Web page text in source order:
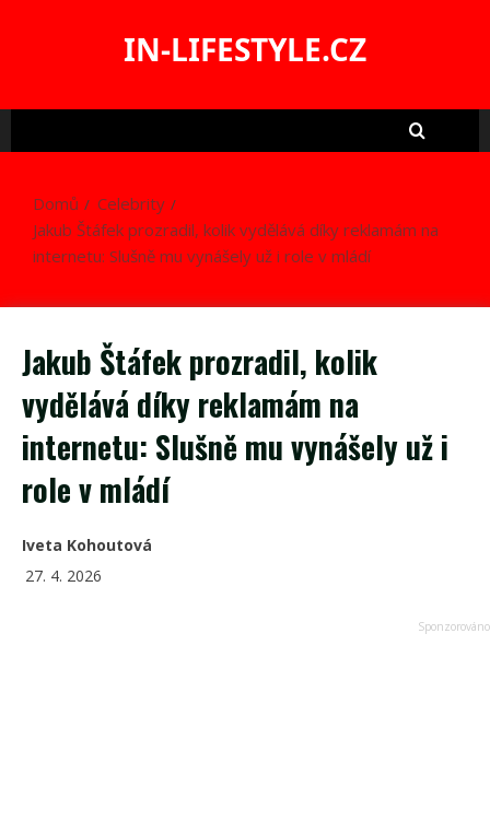
IN-LIFESTYLE.CZ
Domů
Celebrity
Jakub Štáfek prozradil, kolik vydělává díky reklamám na
internetu: Slušně mu vynášely už i role v mládí
Jakub Štáfek prozradil, kolik
vydělává díky reklamám na
internetu: Slušně mu vynášely už i
role v mládí
Iveta Kohoutová
27. 4. 2026